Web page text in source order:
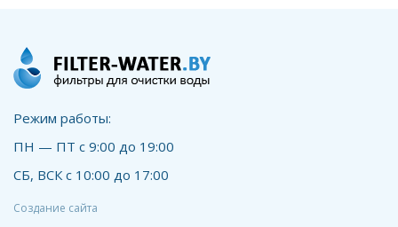
Режим работы:
ПН — ПТ с 9:00 до 19:00
СБ, ВСК с 10:00 до 17:00
Создание сайта